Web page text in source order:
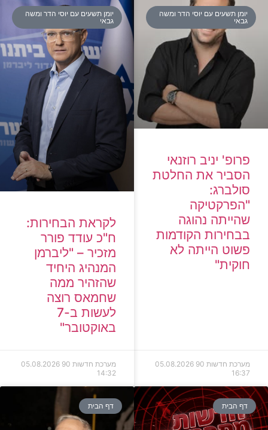
יומן תשעים עם יוסי הדר ומשה
גבאי
פרופ' יניב רוזנאי
הסביר את החלטת
סולברג:
"הפרקטיקה
שהייתה נהוגה
בבחירות הקודמות
פשוט הייתה לא
חוקית"
מערכת חדשות 90
05.08.2026
16:37
יומן תשעים עם יוסי הדר ומשה
גבאי
לקראת הבחירות:
ח"כ עודד פורר
מזכיר – "ליברמן
המנהיג היחיד
שהזהיר ממה
שחמאס רוצה
לעשות ב-7
באוקטובר"
מערכת חדשות 90
05.08.2026
14:32
דף הבית דף הבית